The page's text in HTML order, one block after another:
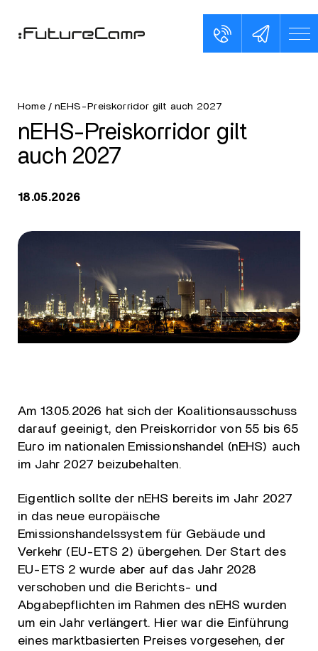
Home/nEHS-Preiskorridor gilt auch 2027
nEHS-Preiskorridor gilt
auch 2027
18.05.2026
Am 13.05.2026 hat sich der Koalitionsausschuss
darauf geeinigt, den Preiskorridor von 55 bis 65
Euro im nationalen Emissionshandel (nEHS) auch
im Jahr 2027 beizubehalten.
Eigentlich sollte der nEHS bereits im Jahr 2027
in das neue europäische
Emissionshandelssystem für Gebäude und
Verkehr (EU-ETS 2) übergehen. Der Start des
EU-ETS 2 wurde aber auf das Jahr 2028
verschoben und die Berichts- und
Abgabepflichten im Rahmen des nEHS wurden
um ein Jahr verlängert. Hier war die Einführung
eines marktbasierten Preises vorgesehen, der